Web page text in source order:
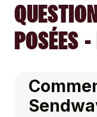
POSÉES